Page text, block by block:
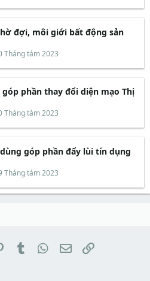
à
b
t
ầ
đợi, môi giới bất động sản
Tháng tám 2023
góp phần thay đổi diện mạo Thị
Tháng tám 2023
góp phần đẩy lùi tín dụng
Tháng tám 2023
PinterestTumblr WhatsApp
EmailLink